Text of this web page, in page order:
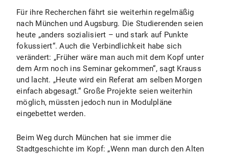
Für ihre Recherchen fährt sie weiterhin regelmäßig
nach München und Augsburg. Die Studierenden seien
heute „anders sozialisiert – und stark auf Punkte
fokussiert“. Auch die Verbindlichkeit habe sich
verändert: „Früher wäre man auch mit dem Kopf unter
dem Arm noch ins Seminar gekommen“, sagt Krauss
und lacht. „Heute wird ein Referat am selben Morgen
einfach abgesagt.“ Große Projekte seien weiterhin
möglich, müssten jedoch nun in Modulpläne
eingebettet werden.
Beim Weg durch München hat sie immer die
Stadtgeschichte im Kopf: „Wenn man durch den Alten